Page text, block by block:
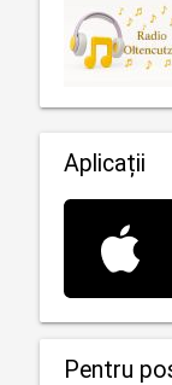
Aplicații
Pentru